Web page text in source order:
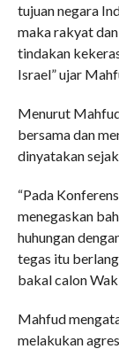
tujuan negara
maka rakyat
tindakan
Israel” ujar
Menurut
bersama dan
dinyatakan
“Pada
menegaskan
huhungan
tegas itu
bakal calon
Mahfud
melakukan